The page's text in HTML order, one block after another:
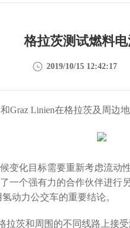
格拉茨测试燃料
2019/10/15 12:42:17
和Graz Linien在格拉茨及周边
变化目标需要重新考虑流动
一个强有力的合作伙伴进行
动力公交车的重要结论。
拉茨和周围的不同线路上接受